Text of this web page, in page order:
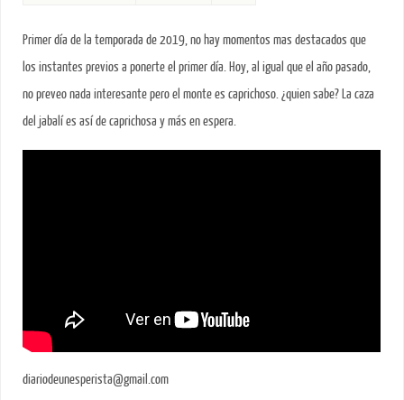
Primer día de la temporada de 2019, no hay momentos mas destacados que
los instantes previos a ponerte el primer día. Hoy, al igual que el año pasado,
no preveo nada interesante pero el monte es caprichoso. ¿quien sabe? La caza
del jabalí es así de caprichosa y más en espera.
diariodeunesperista@gmail.com